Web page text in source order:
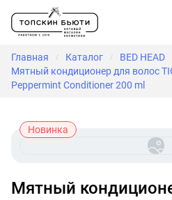
Главная / Каталог / BED HEAD
Мятный кондиционер для волос
Peppermint Conditioner 200 ml
Новинка
Мятный кондиционер для волос